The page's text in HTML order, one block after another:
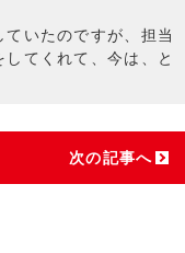
いたのですが、担当
てくれて、今は、と
次の記事へ